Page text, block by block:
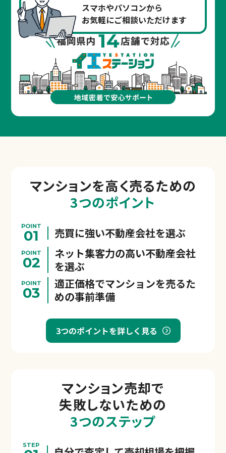
スマホやパソコンから
お気軽にご相談いただけます
マンションを高く売るための
3つのポイント
POINT
01 売買に強い不動産会社を選ぶ
POINT
02
ネット集客力の高い不動産会社
を選ぶ
POINT
03
適正価格でマンションを売るた
めの事前準備
3つのポイントを詳しく見る
マンション売却で
失敗しないための
3つのステップ
STEP